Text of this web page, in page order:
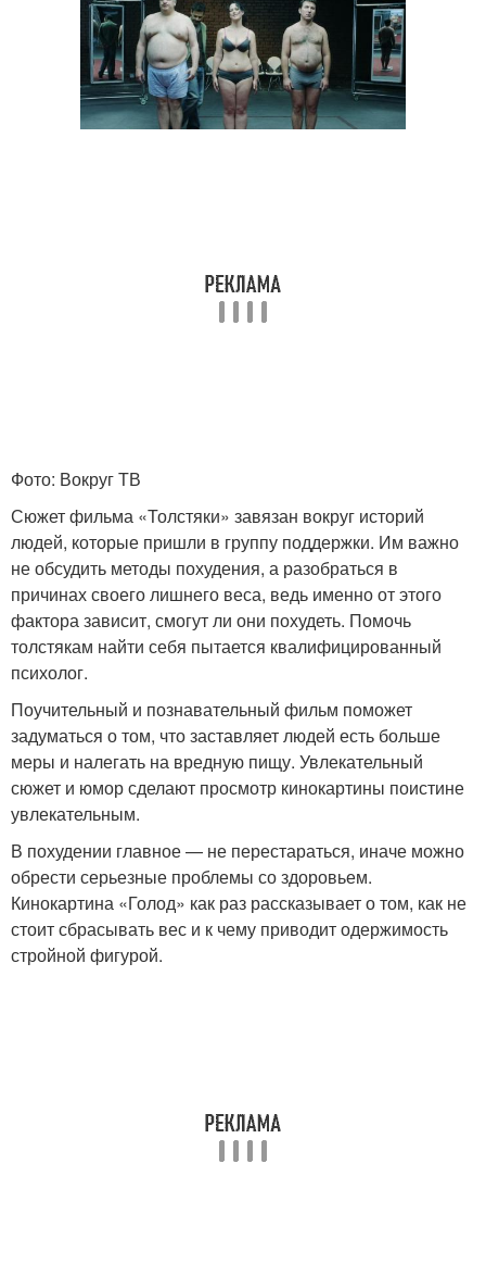
Фото: Вокруг ТВ
Сюжет фильма «Толстяки» завязан вокруг историй
людей, которые пришли в группу поддержки. Им важно
не обсудить методы похудения, а разобраться в
причинах своего лишнего веса, ведь именно от этого
фактора зависит, смогут ли они похудеть. Помочь
толстякам найти себя пытается квалифицированный
психолог.
Поучительный и познавательный фильм поможет
задуматься о том, что заставляет людей есть больше
меры и налегать на вредную пищу. Увлекательный
сюжет и юмор сделают просмотр кинокартины поистине
увлекательным.
В похудении главное — не перестараться, иначе можно
обрести серьезные проблемы со здоровьем.
Кинокартина «Голод» как раз рассказывает о том, как не
стоит сбрасывать вес и к чему приводит одержимость
стройной фигурой.